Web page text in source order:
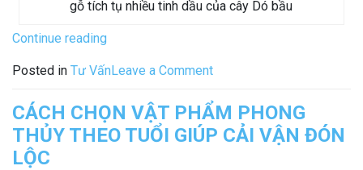
gỗ tích tụ nhiều tinh dầu của cây Dó bầu
Continue reading
Trầm
hợp
Mệnh
Posted in Tư VấnLeave a Commenton
gỗ
Trầm
Hương
CÁCH CHỌN VẬT PHẨM PHONG
THỦY THEO TUỔI GIÚP CẢI VẬN ĐÓN
LỘC